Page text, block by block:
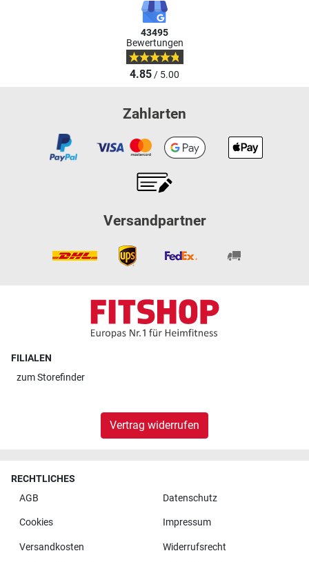
43495
Bewertungen
4.85/ 5.00
Zahlarten
Versandpartner
FILIALEN
zumStorefinder
Vertrag widerrufen
RECHTLICHES
AGB
Datenschutz
Cookies Impressum
Versandkosten Widerrufsrecht